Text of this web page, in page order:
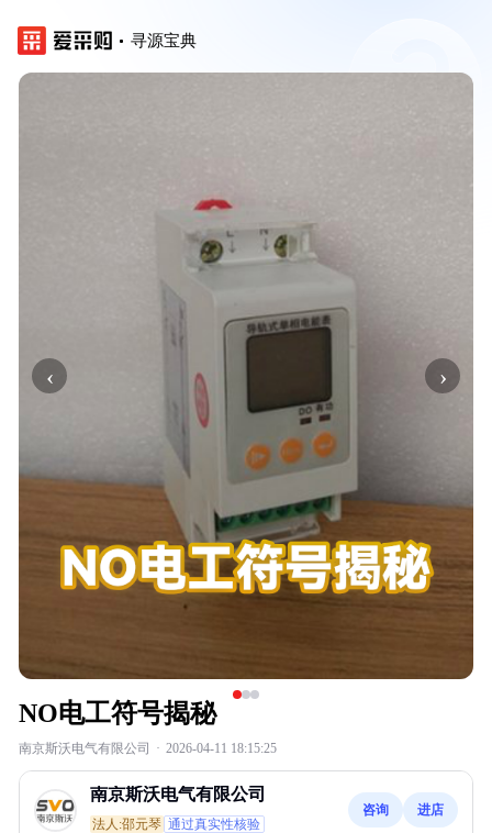
寻源宝典
‹ ›
NO电工符号揭秘
南京斯沃电气有限公司 · 2026-04-11 18:15:25
南京斯沃电气有限公司
法人:邵元琴 通过真实性核验
咨询 进店